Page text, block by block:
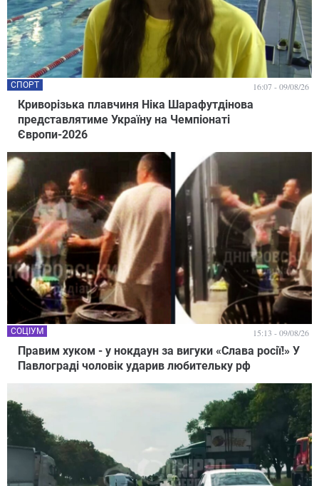
Криворізька плавчиня Ніка Шарафутдінова
представлятиме Україну на Чемпіонаті
Європи-2026
СПОРТ 16:07 - 09/08/26
Правим хуком - у нокдаун за вигуки «Слава росії!» У
Павлограді чоловік ударив любительку рф
СОЦІУМ 15:13 - 09/08/26